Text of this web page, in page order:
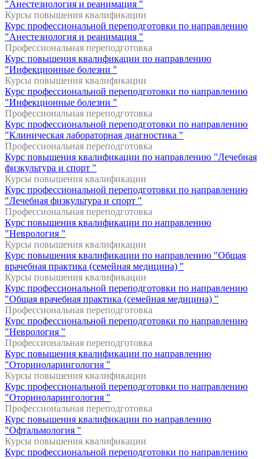
"Анестезиология и реанимация "
Курсы повышения квалификации
Курс профессиональной переподготовки по направлению
"Анестезиология и реанимация "
Профессиональная переподготовка
Курс повышения квалификации по направлению
"Инфекционные болезни "
Курсы повышения квалификации
Курс профессиональной переподготовки по направлению
"Инфекционные болезни "
Профессиональная переподготовка
Курс профессиональной переподготовки по направлению
"Клиническая лабораторная диагностика "
Профессиональная переподготовка
Курс повышения квалификации по направлению "Лечебная
физкультура и спорт "
Курсы повышения квалификации
Курс профессиональной переподготовки по направлению
"Лечебная физкультура и спорт "
Профессиональная переподготовка
Курс повышения квалификации по направлению
"Неврология "
Курсы повышения квалификации
Курс повышения квалификации по направлению "Общая
врачебная практика (семейная медицина) "
Курсы повышения квалификации
Курс профессиональной переподготовки по направлению
"Общая врачебная практика (семейная медицина) "
Профессиональная переподготовка
Курс профессиональной переподготовки по направлению
"Неврология "
Профессиональная переподготовка
Курс повышения квалификации по направлению
"Оториноларингология "
Курсы повышения квалификации
Курс профессиональной переподготовки по направлению
"Оториноларингология "
Профессиональная переподготовка
Курс повышения квалификации по направлению
"Офтальмология "
Курсы повышения квалификации
Курс профессиональной переподготовки по направлению